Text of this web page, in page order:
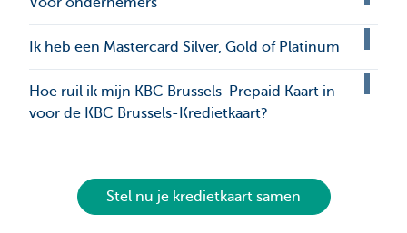
Ik heb een Mastercard Silver, Gold of Platinum
Hoe ruil ik mijn KBC Brussels-Prepaid Kaart in
voor de KBC Brussels-Kredietkaart?
Stel nu je kredietkaart samen